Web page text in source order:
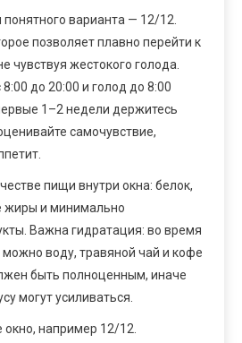
понятного варианта — 12/12.
позволяет плавно перейти к
чувствуя жестокого голода.
до 20:00 и голод до 8:00
1–2 недели держитесь
самочувствие,
пищи внутри окна: белок,
жиры и минимально
Важна гидратация: во время
можно воду, травяной чай и кофе
быть полноценным, иначе
могут усиливаться.
окно, например 12/12.